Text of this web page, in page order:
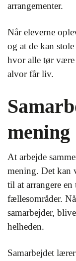
arrangementer.
Når eleverne
og at de kan
hvor alle tør være
alvor får liv.
mening
At arbejde
mening. Det kan
til at arrangere
fællesområder.
samarbejder,
helheden.
Samarbejdet